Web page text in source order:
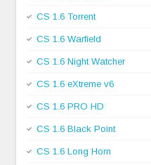
CS 1.6 Torrent
CS 1.6 Warfield
CS 1.6 Night Watcher
CS 1.6 eXtreme v6
CS 1.6 PRO HD
CS 1.6 Black Point
CS 1.6 Long Horn